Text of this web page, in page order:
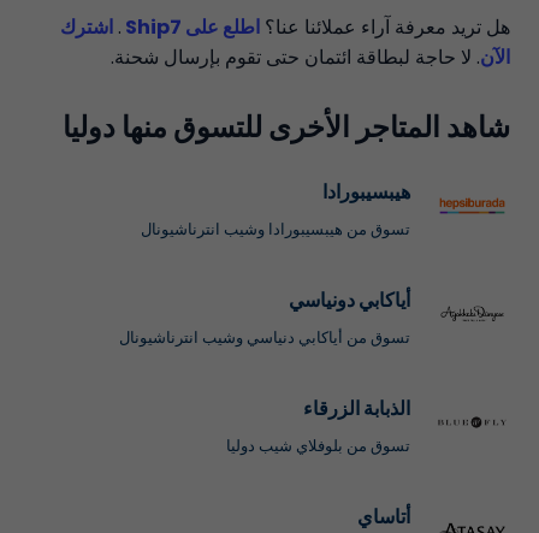
هل تريد معرفة آراء عملائنا عنا؟ اطلع على Ship7 . اشترك
الآن. لا حاجة لبطاقة ائتمان حتى تقوم بإرسال شحنة.
شاهد المتاجر الأخرى للتسوق منها دوليا
هيبسيبورادا
تسوق من هيبسيبورادا وشيب انترناشيونال
أياكابي دونياسي
تسوق من أياكابي دنياسي وشيب انترناشيونال
الذبابة الزرقاء
تسوق من بلوفلاي شيب دوليا
أتاساي